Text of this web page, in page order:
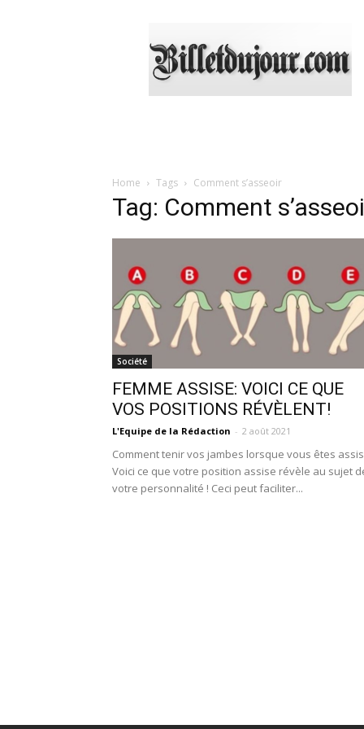
Home Tags Comment s’asseoir
Tag: Comment
Société
FEMME ASSISE: VOICI CE QUE
VOS POSITIONS RÉVÈLENT!
L'Equipe de la Rédaction - 2 août 2021
Comment tenir vos jambes lorsque vous êtes
Voici ce que votre position assise révèle au sujet
votre personnalité ! Ceci peut faciliter...